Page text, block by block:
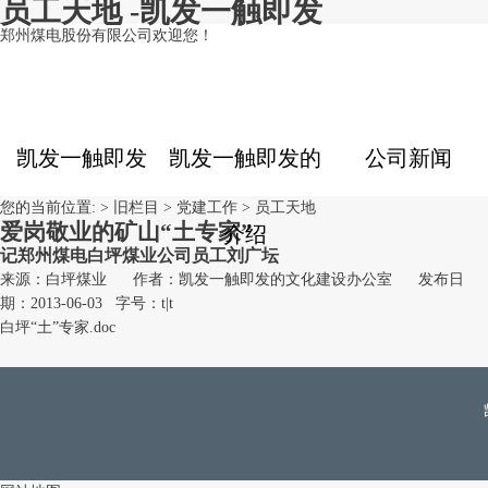
员工天地 -凯发一触即发
郑州煤电股份有限公司欢迎您！
凯发一触即发 凯发一触即发的
介绍
公司新闻
您的当前位置: > 旧栏目 > 党建工作 > 员工天地
爱岗敬业的矿山“土专家”
记郑州煤电白坪煤业公司员工刘广坛
来源：白坪煤业 作者：凯发一触即发的文化建设办公室
发布日
期：2013-06-03
字号： t t
白坪“土”专家.doc